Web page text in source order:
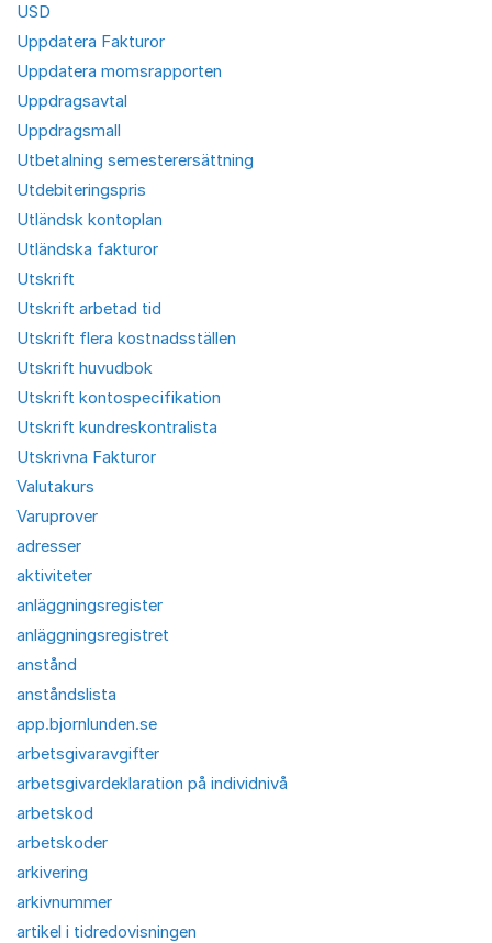
USD
Uppdatera Fakturor
Uppdatera momsrapporten
Uppdragsavtal
Uppdragsmall
Utbetalning semesterersättning
Utdebiteringspris
Utländsk kontoplan
Utländska fakturor
Utskrift
Utskrift arbetad tid
Utskrift flera kostnadsställen
Utskrift huvudbok
Utskrift kontospecifikation
Utskrift kundreskontralista
Utskrivna Fakturor
Valutakurs
Varuprover
adresser
aktiviteter
anläggningsregister
anläggningsregistret
anstånd
anståndslista
app.bjornlunden.se
arbetsgivaravgifter
arbetsgivardeklaration på individnivå
arbetskod
arbetskoder
arkivering
arkivnummer
artikel i tidredovisningen